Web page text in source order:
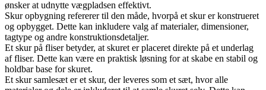
ønsker at udnytte vægpladsen effektivt.
Skur opbygning refererer til den måde, hvorpå et skur er konstrueret
og opbygget. Dette kan inkludere valg af materialer, dimensioner,
tagtype og andre konstruktionsdetaljer.
Et skur på fliser betyder, at skuret er placeret direkte på et underlag
af fliser. Dette kan være en praktisk løsning for at skabe en stabil og
holdbar base for skuret.
Et skur samlesæt er et skur, der leveres som et sæt, hvor alle